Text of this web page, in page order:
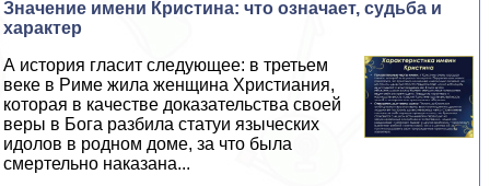
Значение имени Кристина: что означает, судьба и
хаpaктер
А история гласит следующее: в третьем
веке в Риме жила женщина Христиания,
которая в качестве доказательства своей
веры в Бога разбила статуи языческих
идолов в родном доме, за что была
cмepтельно наказана...